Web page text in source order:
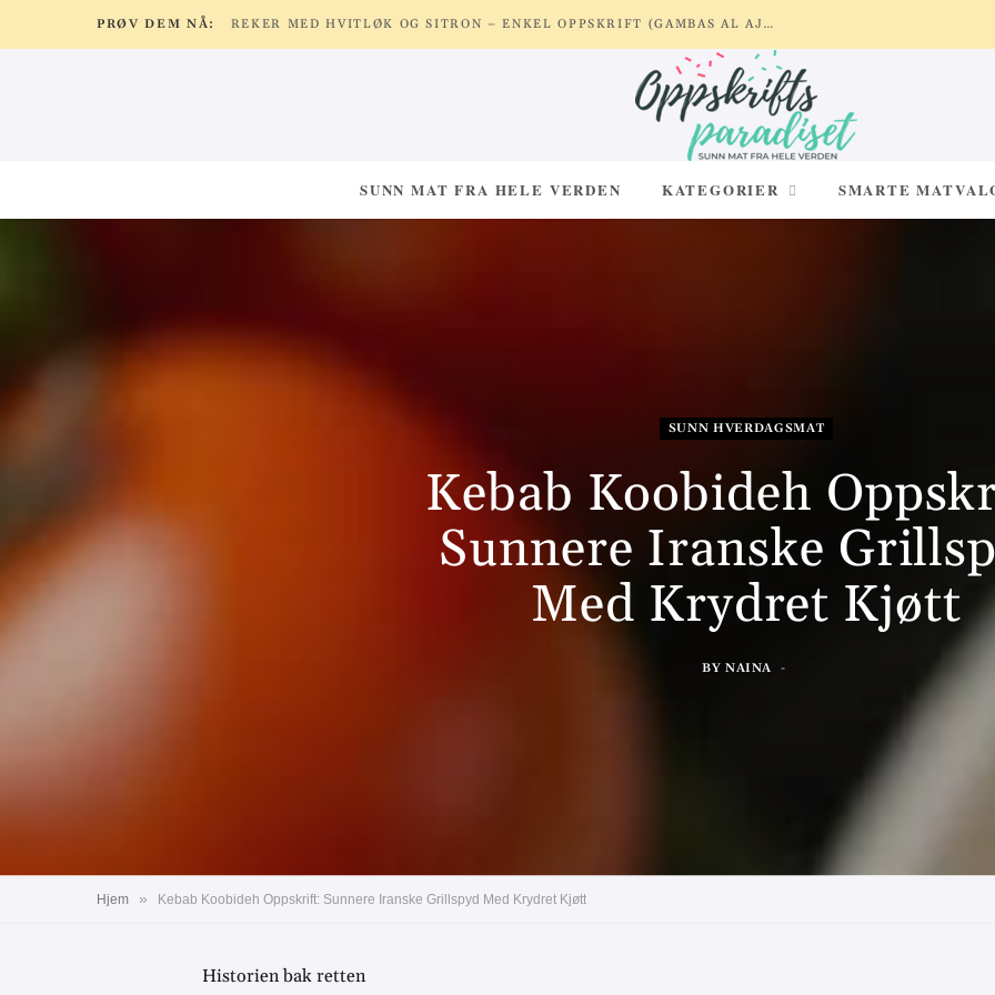
PRØV DEM NÅ: REKER MED HVITLØK OG SITRON – ENKEL OPPSKRIFT (GAMBAS AL AJILLO)
SUNN MAT FRA HELE VERDEN KATEGORIER SMARTE
SUNN HVERDAGSMAT
Kebab Koobideh
Sunnere Iranske
Med Krydret Kjøtt
BY NAINA
Hjem » Kebab Koobideh Oppskrift: Sunnere Iranske Grillspyd Med Krydret Kjøtt
Historien bak retten